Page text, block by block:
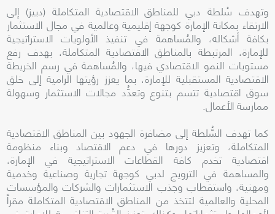
وتهدف سُلطة دبي للمناطق الاقتصادية المتكاملة (دييز) إلى
الارتقاء بمكانة الإمارة كوجهة إقليمية وعالمية في مجال الاستثمار
بكافة أشكاله، والمُساهمة في تنفيذ الأولويات الاستراتيجية
للإمارة، المرتبطة بالمناطق الاقتصادية المتكاملة، بهدف رفع
مستويات النمو الاقتصادي فيها، والمُساهمة في رسم الخريطة
الاقتصادية المستقبلية للإمارة، بما يعزز رؤيتها الرامية إلى خلق
سوق اقتصادية تتسم بتنوع وتعدُّد مجالات الاستثمار وسهولة
ممارسة الأعمال.
كما تهدف السُّلطة إلى مضافرة الجهود بين المناطق الاقتصادية
المتكاملة، وتعزيز دورها في دعم الاقتصاد وبناء منظومة
اقتصادية تخدم كافة القطاعات الاستراتيجية في الإمارة،
والمساهمة في الترويج لدبي كوجهة تجارية وصناعية وخدمية
ومهنية، واستقطاب وجذب الاستثمارات والشركات والمؤسسات
المحلية والعالمية لتتخذ من المناطق الاقتصادية المتكاملة مقراً